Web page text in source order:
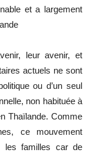
et a largement
leur avenir, et
actuels ne sont
ou d’un seul
non habituée à
Thaïlande. Comme
ce mouvement
les familles car de